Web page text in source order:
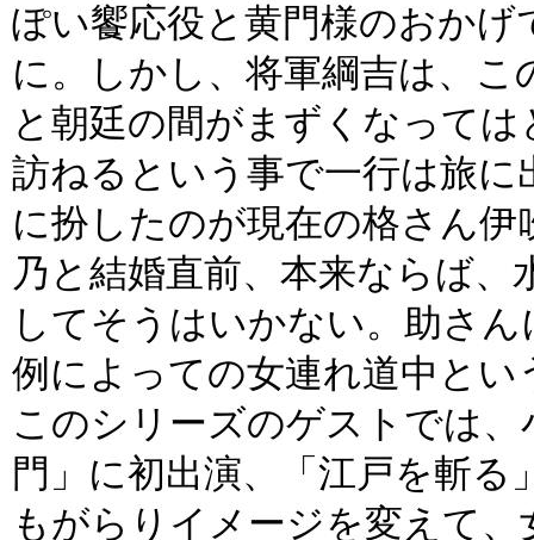
ぽい饗応役と黄門様のおかげ
に。しかし、将軍綱吉は、
と朝廷の間がまずくなって
訪ねるという事で一行は旅
に扮したのが現在の格さん
乃と結婚直前、本来ならば
してそうはいかない。助さ
例によっての女連れ道中とい
このシリーズのゲストでは
門」に初出演、「江戸を斬
もがらりイメージを変えて